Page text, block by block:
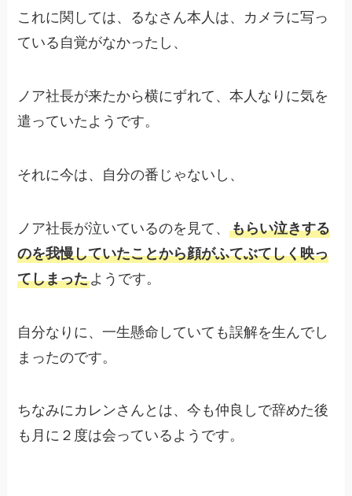
これに関しては、るなさん本人は、カメラに写っ
ている自覚がなかったし、
ノア社長が来たから横にずれて、本人なりに気を
遣っていたようです。
それに今は、自分の番じゃないし、
ノア社長が泣いているのを見て、もらい泣きする
のを我慢していたことから顔がふてぶてしく映っ
てしまったようです。
自分なりに、一生懸命していても誤解を生んでし
まったのです。
ちなみにカレンさんとは、今も仲良しで辞めた後
も月に２度は会っているようです。